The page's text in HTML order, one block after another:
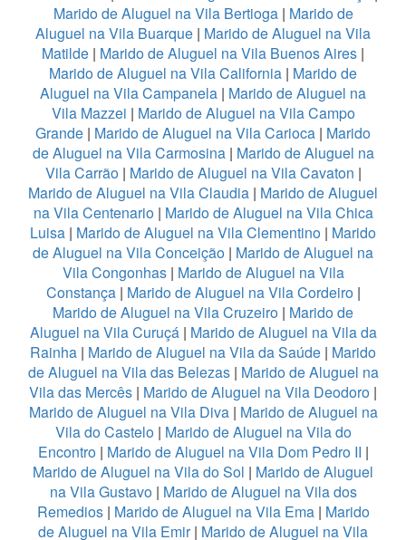
Marido de Aluguel na Vila Bertioga| Marido de
Aluguel na Vila Buarque | Marido de Aluguel na Vila
Matilde | Marido de Aluguel na Vila Buenos Aires |
Marido de Aluguel na Vila California | Marido de
Aluguel na Vila Campanela | Marido de Aluguel na
Vila Mazzei | Marido de Aluguel na Vila Campo
Grande | Marido de Aluguel na Vila Carioca | Marido
de Aluguel na Vila Carmosina| Marido de Aluguel na
Vila Carrão| Marido de Aluguel na Vila Cavaton |
Marido de Aluguel na Vila Claudia | Marido de Aluguel
na Vila Centenario| Marido de Aluguel na Vila Chica
Luisa | Marido de Aluguel na Vila Clementino | Marido
de Aluguel na Vila Conceição | Marido de Aluguel na
Vila Congonhas| Marido de Aluguel na Vila
Constança| Marido de Aluguel na Vila Cordeiro|
Marido de Aluguel na Vila Cruzeiro | Marido de
Aluguel na Vila Curuçá | Marido de Aluguel na Vila da
Rainha | Marido de Aluguel na Vila da Saúde | Marido
de Aluguel na Vila das Belezas| Marido de Aluguel na
Vila das Mercês | Marido de Aluguel na Vila Deodoro |
Marido de Aluguel na Vila Diva| Marido de Aluguel na
Vila do Castelo| Marido de Aluguel na Vila do
Encontro| Marido de Aluguel na Vila Dom Pedro II |
Marido de Aluguel na Vila do Sol | Marido de Aluguel
na Vila Gustavo| Marido de Aluguel na Vila dos
Remedios| Marido de Aluguel na Vila Ema| Marido
de Aluguel na Vila Emir| Marido de Aluguel na Vila